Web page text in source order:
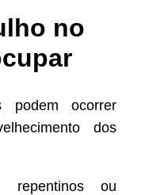
no
podem ocorrer
dos
repentinos ou